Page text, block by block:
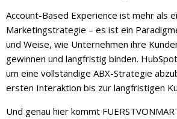
Account-Based Experience ist mehr als
Marketingstrategie – es ist ein
und Weise, wie Unternehmen ihre
gewinnen und langfristig binden.
um eine vollständige ABX-Strategie
ersten Interaktion bis zur langfristigen
Und genau hier kommt